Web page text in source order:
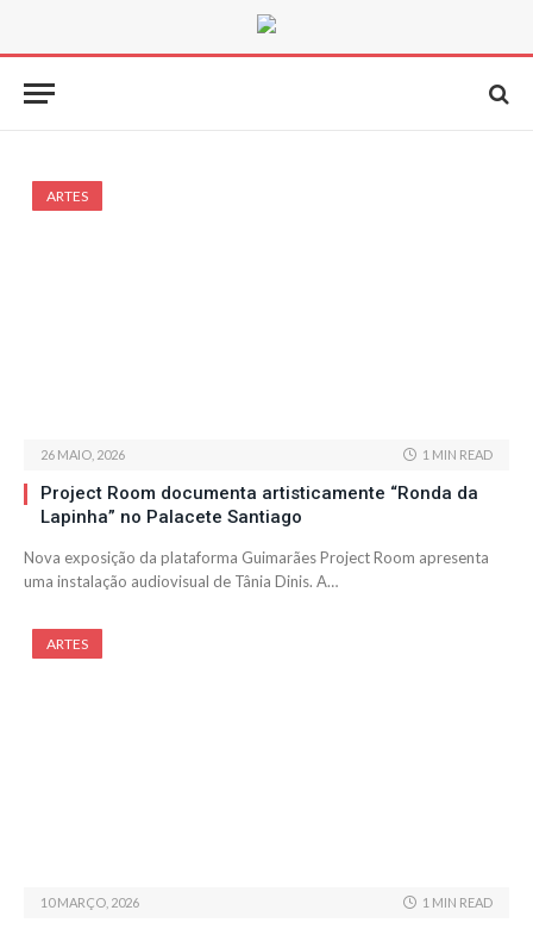
ARTES
26 MAIO, 2026 1 MIN READ
Project Room documenta artisticamente “Ronda da
Lapinha” no Palacete Santiago
Nova exposição da plataforma Guimarães Project Room apresenta
uma instalação audiovisual de Tânia Dinis. A…
ARTES
10 MARÇO, 2026 1 MIN READ